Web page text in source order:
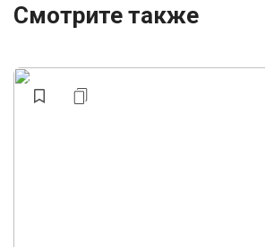
Смотрите также